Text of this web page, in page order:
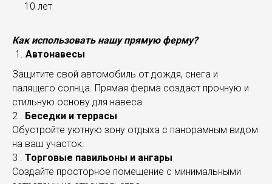
10 лет
Как использовать нашу прямую ферму?
Автонавесы
Защитите свой автомобиль от дождя, снега и
палящего солнца. Прямая ферма создаст прочную и
стильную основу для навеса
2 . Беседки и террасы
Обустройте уютную зону отдыха с панорамным видом
на ваш участок.
3 . Торговые павильоны и ангары
Создайте просторное помещение с минимальными